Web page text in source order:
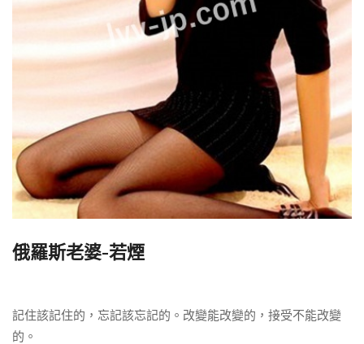
俄羅斯老婆-若煙
記住該記住的，忘記該忘記的。改變能改變的，接受不能改變
的。